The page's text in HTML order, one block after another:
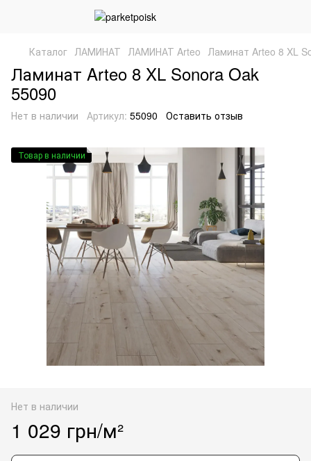
Каталог ЛАМИНАТ ЛАМИНАТ Arteo Ламинат Arteo 8 XL
Ламинат Arteo 8 XL Sonora Oak
55090
Нет в наличии Артикул: 55090 Оставить отзыв
Товар в наличии
Нет в наличии
1 029 грн/м²